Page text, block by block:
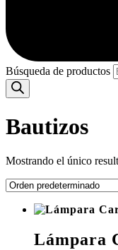
Búsqueda de productos
Bautizos
Mostrando el único
Lámpara